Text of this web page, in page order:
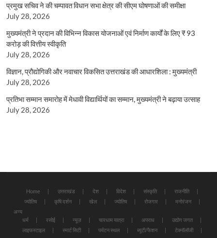
प्रमुख सचिव ने की चम्पावत विधान सभा क्षेत्र की सीएम घोषणाओं की समीक्षा
July 28, 2026
मुख्यमंत्री ने प्रदान की विभिन्न विकास योजनाओं एवं निर्माण कार्यों के लिए ₹ 93
करोड़ की वित्तीय स्वीकृति
July 28, 2026
विज्ञान, प्रौद्योगिकी और नवाचार विकसित उत्तराखंड की आधारशिला : मुख्यमंत्री
July 28, 2026
प्रतिभा सम्मान समारोह में मेधावी विद्यार्थियों का सम्मान, मुख्यमंत्री ने बढ़ाया उत्साह
July 28, 2026
Home उत्तराखंड देश विदेश संस्कृति
राजनीति
ज्योतिष
कृषि दर्शन खेल ज्योतिष रोजगार
मनोरंजन
अन्य
धर्म
रसोई न्यूज़ चारधाम यात्रा अपराध
उद्योग जगत
लाइफस्टाइल
स्मार्ट सिटी पर्यटन स्थल ब्यूटी/फैशन
टेक्नॉलॉजी